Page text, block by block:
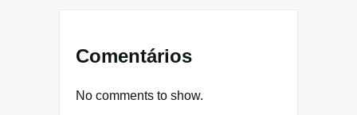
Comentários
No comments to show.